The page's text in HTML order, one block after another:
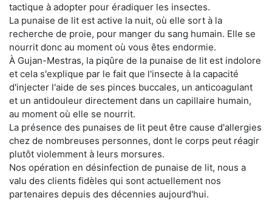
tactique à adopter pour éradiquer les insectes.
La punaise de lit est active la nuit, où elle sort à la
recherche de proie, pour manger du sang humain. Elle se
nourrit donc au moment où vous êtes endormie.
À Gujan-Mestras, la piqûre de la punaise de lit est indolore
et cela s'explique par le fait que l'insecte à la capacité
d'injecter l'aide de ses pinces buccales, un anticoagulant
et un antidouleur directement dans un capillaire humain,
au moment où elle se nourrit.
La présence des punaises de lit peut être cause d'allergies
chez de nombreuses personnes, dont le corps peut réagir
plutôt violemment à leurs morsures.
Nos opération en désinfection de punaise de lit, nous a
valu des clients fidèles qui sont actuellement nos
partenaires depuis des décennies aujourd'hui.